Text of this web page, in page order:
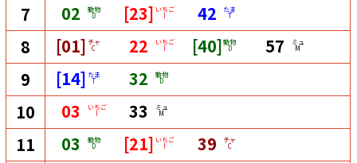
7 02 動物
D [23] いちご
I 42 たま
T
8 [01] チャ
C 22 いちご
I [40] 動物
D 57 ミュ
M
9 [14] たま
T 32 動物
D
10 03 いちご
I 33 ミュ
M
11 03 動物
D [21] いちご
I 39 チャ
C